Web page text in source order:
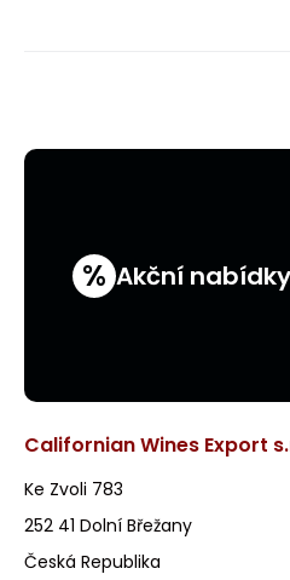
% Akční
Californian Wines Export
Ke Zvoli 783
252 41 Dolní Břežany
Česká Republika